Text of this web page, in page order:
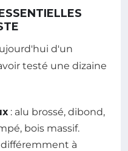
d'un
testé une dizaine
: alu brossé, dibond,
bois massif.
à